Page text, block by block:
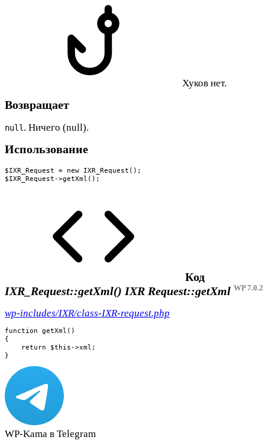
Хуков нет.
Возвращает
null . Ничего (null).
Использование
$IXR_Request = new IXR_Request();
$IXR_Request->getXml();
Код
IXR_Request::getXml() IXR Request::getXml WP 7.0.2
wp-includes/IXR/class-IXR-request.php
function getXml()
{
    return $this->xml;
}
WP-Kama в Telegram